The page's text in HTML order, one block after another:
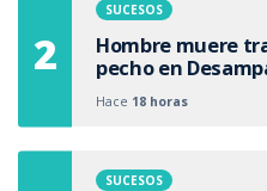
SUCESOS
Hombre muere
pecho en
Hace 18 horas
SUCESOS